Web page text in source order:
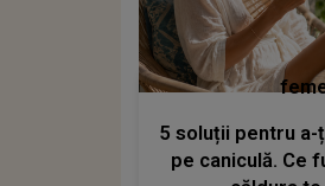
5 soluții pentru
pe caniculă. Ce